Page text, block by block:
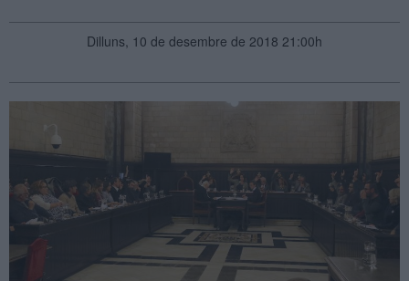
Dilluns, 10 de desembre de 2018 21:00h